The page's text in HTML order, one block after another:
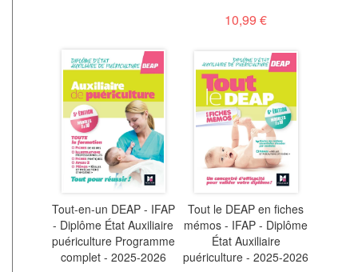
10,99 €
Tout-en-un DEAP - IFAP
- Diplôme État Auxiliaire
puériculture Programme
complet - 2025-2026
Tout le DEAP en fiches
mémos - IFAP - Diplôme
État Auxiliaire
puériculture - 2025-2026